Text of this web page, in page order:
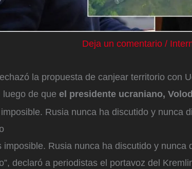
Deja un comentario /
la propuesta de canjear territorio con
luego de que el presidente ucraniano,
Rusia nunca ha discutido y nunca
imposible. Rusia nunca ha discutido y nunca
declaró a periodistas el portavoz del